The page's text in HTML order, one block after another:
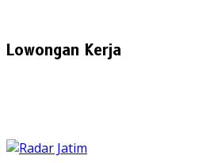
Lowongan Kerja